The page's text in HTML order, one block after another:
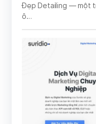
Đẹp Detailing — một
ô…